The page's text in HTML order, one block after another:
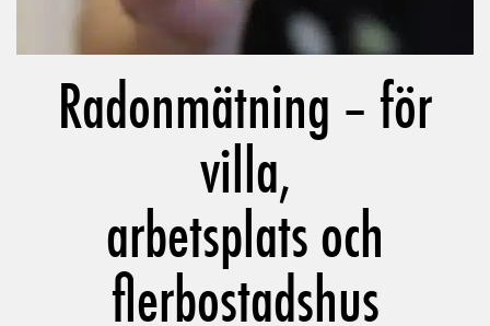
Radonmätning – för
villa,
arbetsplats och
flerbostadshus